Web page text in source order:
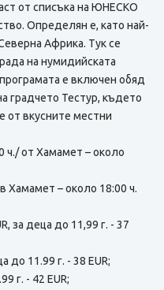
от списъка на ЮНЕСКО
Определян е, като най-
Африка. Тук се
на нумидийската
е включен обяд
градчето Тестур, където
вкусните местни
ч./ от Хамамет – около
Хамамет – около 18:00 ч.
за деца до 11,99 г. - 37
до 11.99 г. - 38 EUR;
г. - 42 EUR;